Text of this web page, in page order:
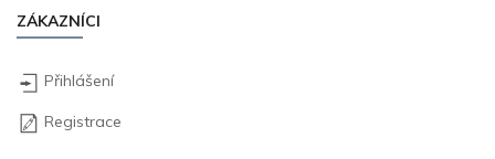
ZÁKAZNÍCI
Přihlášení
Registrace